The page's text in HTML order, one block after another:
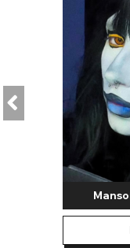
Cosa sono le lenti a
Le lenti a contatto
delle lenti trasparenti
optometrista.
superficie esterna.
indossate per
occhi. Con
anche per migliorare
Lenti a contatto
Negli ultimi anni si è
colorate di bassa